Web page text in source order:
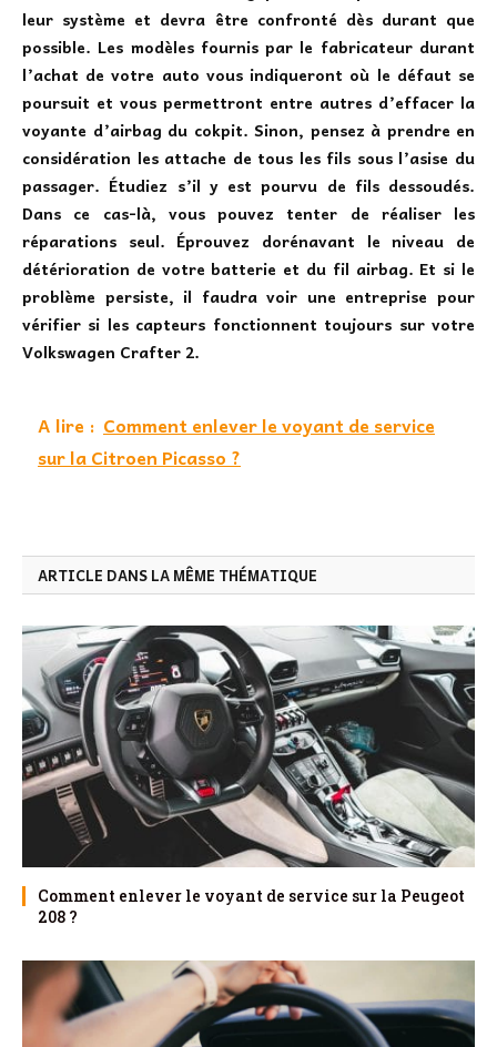
leur système et devra être confronté dès durant que
possible. Les modèles fournis par le fabricateur durant
l’achat de votre auto vous indiqueront où le défaut se
poursuit et vous permettront entre autres d’effacer la
voyante d’airbag du cokpit. Sinon, pensez à prendre en
considération les attache de tous les fils sous l’asise du
passager. Étudiez s’il y est pourvu de fils dessoudés.
Dans ce cas-là, vous pouvez tenter de réaliser les
réparations seul. Éprouvez dorénavant le niveau de
détérioration de votre batterie et du fil airbag. Et si le
problème persiste, il faudra voir une entreprise pour
vérifier si les capteurs fonctionnent toujours sur votre
Volkswagen Crafter 2.
A lire : Comment enlever le voyant de service
sur la Citroen Picasso ?
ARTICLE DANS LA MÊME THÉMATIQUE
Comment enlever le voyant de service sur la Peugeot
208 ?